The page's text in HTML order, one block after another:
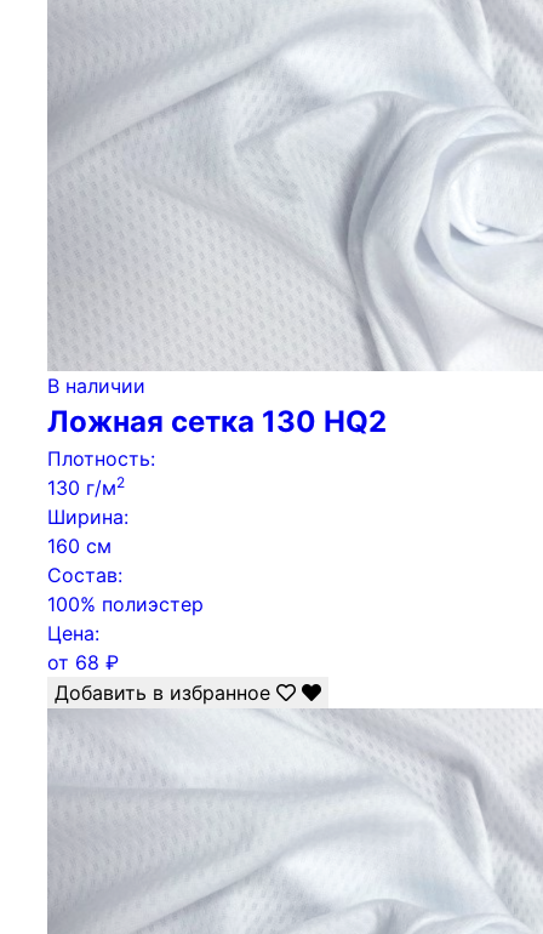
В наличии
Ложная сетка 130 HQ2
Плотность:
130 г/м2
Ширина:
160 см
Состав:
100% полиэстер
Цена:
от 68 ₽
Добавить в избранное